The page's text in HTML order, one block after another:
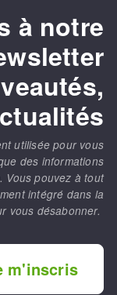
à notre
utilisée pour vous
des informations
Vous pouvez à tout
intégré dans la
vous désabonner.
m'inscris